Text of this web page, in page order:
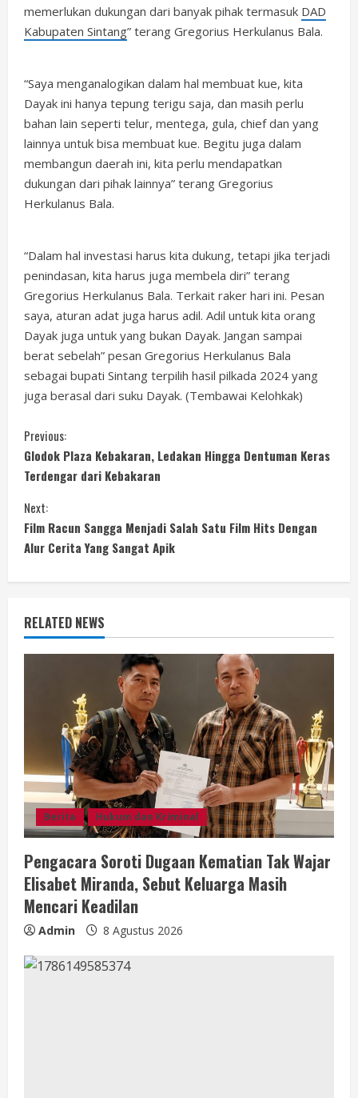
memerlukan dukungan dari banyak pihak termasuk DAD
Kabupaten Sintang” terang Gregorius Herkulanus Bala.
“Saya menganalogikan dalam hal membuat kue, kita
Dayak ini hanya tepung terigu saja, dan masih perlu
bahan lain seperti telur, mentega, gula, chief dan yang
lainnya untuk bisa membuat kue. Begitu juga dalam
membangun daerah ini, kita perlu mendapatkan
dukungan dari pihak lainnya” terang Gregorius
Herkulanus Bala.
“Dalam hal investasi harus kita dukung, tetapi jika terjadi
penindasan, kita harus juga membela diri” terang
Gregorius Herkulanus Bala. Terkait raker hari ini. Pesan
saya, aturan adat juga harus adil. Adil untuk kita orang
Dayak juga untuk yang bukan Dayak. Jangan sampai
berat sebelah” pesan Gregorius Herkulanus Bala
sebagai bupati Sintang terpilih hasil pilkada 2024 yang
juga berasal dari suku Dayak. (Tembawai Kelohkak)
C
o
n
t
i
n
u
a
d
i
n
g
Previous:
Glodok Plaza Kebakaran, Ledakan Hingga Dentuman Keras
Terdengar dari Kebakaran
Next:
Film Racun Sangga Menjadi Salah Satu Film Hits Dengan
Alur Cerita Yang Sangat Apik
RELATED NEWS
Berita Hukum dan Kriminal
Pengacara Soroti Dugaan Kematian Tak Wajar
Elisabet Miranda, Sebut Keluarga Masih
Mencari Keadilan
Admin 8 Agustus 2026